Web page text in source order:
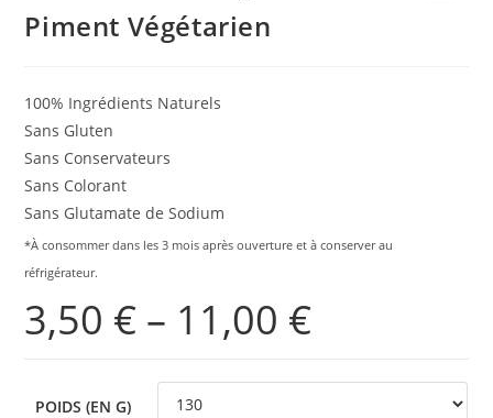
Piment Végétarien
100% Ingrédients Naturels
Sans Gluten
Sans Conservateurs
Sans Colorant
Sans Glutamate de Sodium
*À consommer dans les 3 mois après ouverture et à conserver au
réfrigérateur.
3,50 € – 11,00 €
POIDS (EN G)